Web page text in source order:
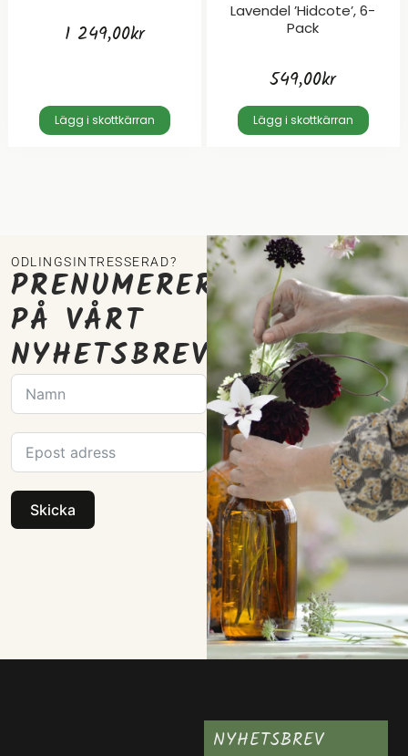
1 249,00kr
Lägg i skottkärran
Lavendel ’Hidcote’, 6-
Pack
549,00kr
Lägg i skottkärran
ODLINGSINTRESSERAD?
PRENUMERERA
PÅ VÅRT
NYHETSBREV
Skicka
NYHETSBREV